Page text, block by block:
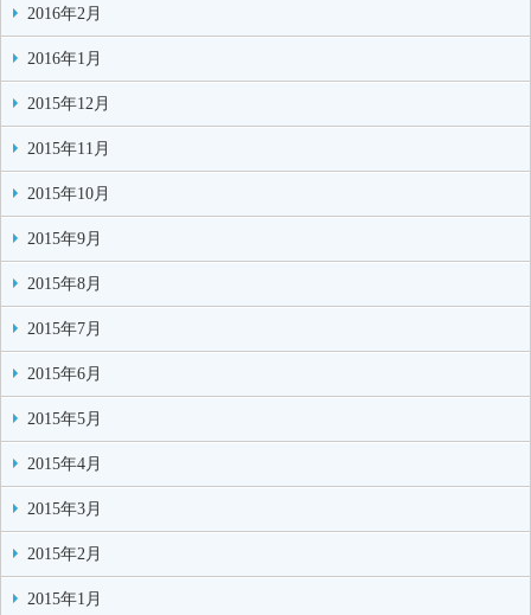
2016年2月
2016年1月
2015年12月
2015年11月
2015年10月
2015年9月
2015年8月
2015年7月
2015年6月
2015年5月
2015年4月
2015年3月
2015年2月
2015年1月